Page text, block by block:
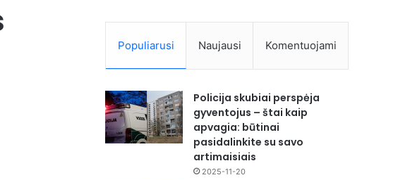
Populiarusi Naujausi Komentuojami
Policija skubiai perspėja
gyventojus – štai kaip
apvagia: būtinai
pasidalinkite su savo
artimaisiais
2025-11-20